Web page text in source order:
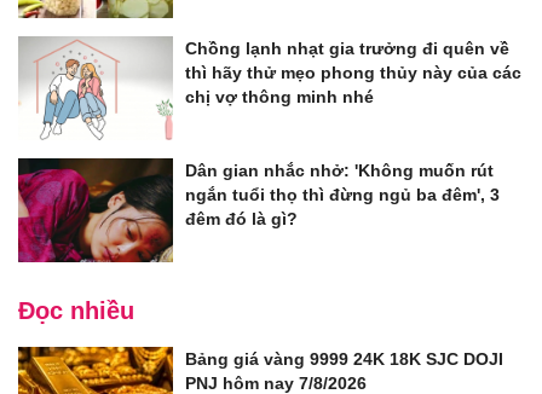
Chồng lạnh nhạt gia trưởng đi quên về
thì hãy thử mẹo phong thủy này của các
chị vợ thông minh nhé
Dân gian nhắc nhở: 'Không muốn rút
ngắn tuổi thọ thì đừng ngủ ba đêm', 3
đêm đó là gì?
Đọc nhiều
Bảng giá vàng 9999 24K 18K SJC DOJI
PNJ hôm nay 7/8/2026